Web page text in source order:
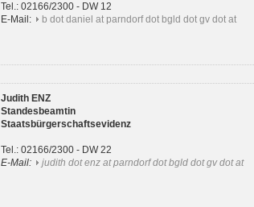
Tel.: 02166/2300 - DW 12
E-Mail:
b dot daniel at parndorf dot bgld dot gv dot at
Judith ENZ
Standesbeamtin
Staatsbürgerschaftsevidenz
Tel.: 02166/2300 - DW 22
E-Mail:
judith dot enz at parndorf dot bgld dot gv dot at